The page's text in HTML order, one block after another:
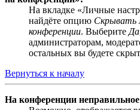
На вкладке «Личные
найдёте опцию Скрывать
конференции. Выберите Да
администраторам,
остальных вы будете
Вернуться к началу
На конференции